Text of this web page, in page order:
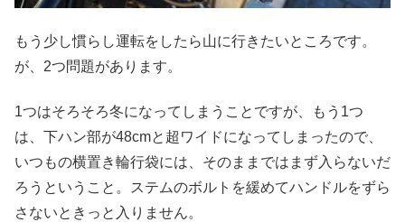
もう少し慣らし運転をしたら山に行きたいところです。
が、2つ問題があります。
1つはそろそろ冬になってしまうことですが、もう1つ
は、下ハン部が48cmと超ワイドになってしまったので、
いつもの横置き輪行袋には、そのままではまず入らないだ
ろうということ。ステムのボルトを緩めてハンドルをずら
さないときっと入りません。